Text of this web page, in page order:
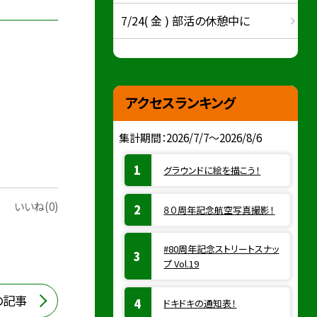
いいね(0)
事
7/24( 金 ) 部活の休憩中に
アクセスランキング
集計期間：2026/7/7～2026/8/6
グラウンドに絵を描こう！
８０周年記念航空写真撮影！
#80周年記念ストリートスナッ
プ Vol.19
ドキドキの通知表！